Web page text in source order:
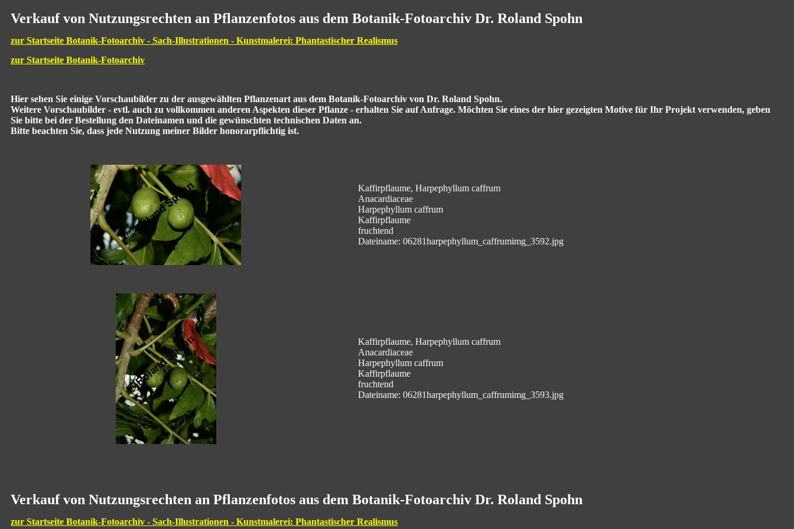
Verkauf von Nutzungsrechten an Pflanzenfotos aus dem Botanik-Fotoarchiv Dr. Roland Spohn
zur Startseite Botanik-Fotoarchiv - Sach-Illustrationen - Kunstmalerei: Phantastischer Realismus
zur Startseite Botanik-Fotoarchiv
Hier sehen Sie einige Vorschaubilder zu der ausgewählten Pflanzenart aus dem Botanik-Fotoarchiv von Dr. Roland Spohn.
Weitere Vorschaubilder - evtl. auch zu vollkommen anderen Aspekten dieser Pflanze - erhalten Sie auf Anfrage. Möchten Sie eines der hier gezeigten Motive für Ihr Projekt verwenden, geben
Sie bitte bei der Bestellung den Dateinamen und die gewünschten technischen Daten an.
Bitte beachten Sie, dass jede Nutzung meiner Bilder honorarpflichtig ist.
Kaffirpflaume, Harpephyllum caffrum
Anacardiaceae
Harpephyllum caffrum
Kaffirpflaume
fruchtend
Dateiname: 06281harpephyllum_caffrumimg_3592.jpg
Kaffirpflaume, Harpephyllum caffrum
Anacardiaceae
Harpephyllum caffrum
Kaffirpflaume
fruchtend
Dateiname: 06281harpephyllum_caffrumimg_3593.jpg
Verkauf von Nutzungsrechten an Pflanzenfotos aus dem Botanik-Fotoarchiv Dr. Roland Spohn
zur Startseite Botanik-Fotoarchiv - Sach-Illustrationen - Kunstmalerei: Phantastischer Realismus